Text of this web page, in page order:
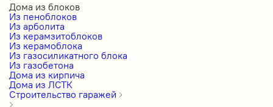
Дома из блоков
Из пеноблоков
Из арболита
Из керамзитоблоков
Из керамоблока
Из газосиликатного блока
Из газобетона
Дома из кирпича
Дома из ЛСТК
Строительство гаражей